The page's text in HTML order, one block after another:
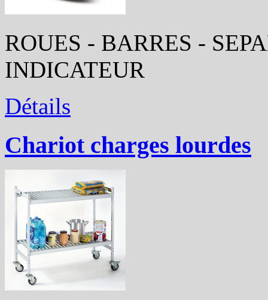
ROUES - BARRES -
INDICATEUR
Détails
Chariot charges lourdes